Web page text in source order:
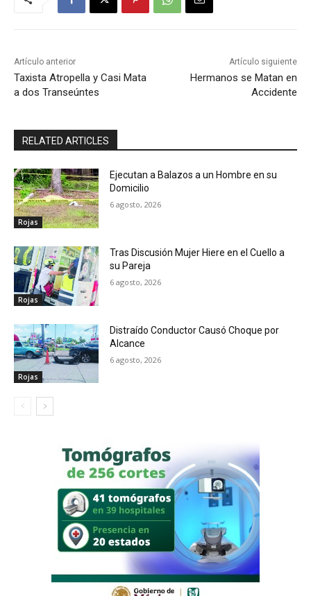
Artículo anterior
Taxista Atropella y Casi Mata
a dos Transeúntes
Artículo siguiente
Hermanos se Matan en
Accidente
RELATED ARTICLES
Rojas
Ejecutan a Balazos a un Hombre en su
Domicilio
6 agosto, 2026
Rojas
Tras Discusión Mujer Hiere en el Cuello a
su Pareja
6 agosto, 2026
Rojas
Distraído Conductor Causó Choque por
Alcance
6 agosto, 2026